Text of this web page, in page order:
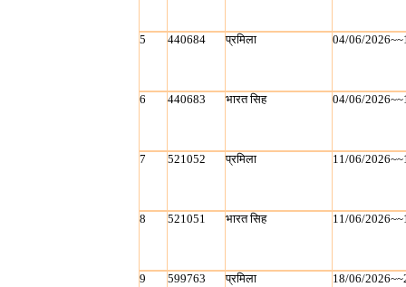
5 440684 प्रमिला 04/06/
6 440683 भारत सिह 04/06/
7 521052 प्रमिला 11/06/
8 521051 भारत सिह 11/06/
9 599763 प्रमिला 18/06/